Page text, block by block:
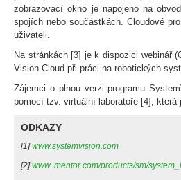
zobrazovací okno je napojeno na
spojích nebo součástkách. Cloudové
uživateli.
Na stránkách [3] je k dispozici webinář
Vision Cloud při práci na robotických
Zájemci o plnou verzi programu
pomocí tzv. virtuální laboratoře [4],
ODKAZY
[1]www.systemvision.com
[2]www. mentor.com/products/sm/